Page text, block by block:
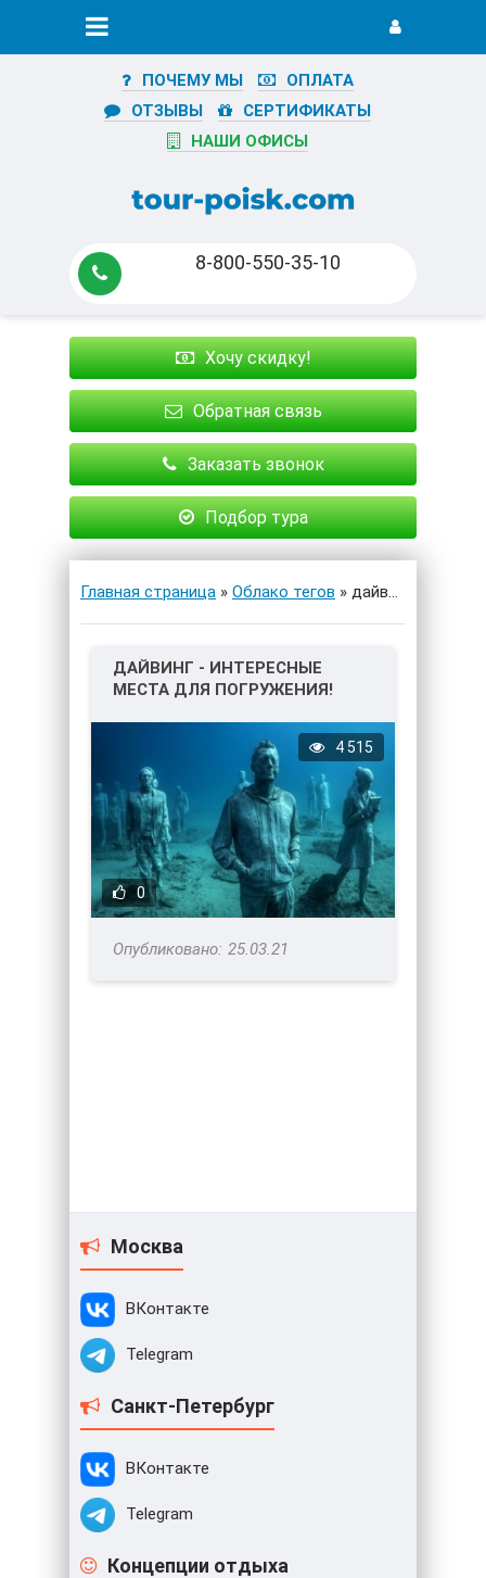
ПОЧЕМУ МЫ
ОПЛАТА
ОТЗЫВЫ
СЕРТИФИКАТЫ
НАШИ ОФИСЫ
8-800-550-35-10
Хочу скидку!
Обратная связь
Заказать звонок
Подбор тура
Главная страница » Облако тегов » дайверам
ДАЙВИНГ - ИНТЕРЕСНЫЕ
МЕСТА ДЛЯ ПОГРУЖЕНИЯ!
0
4 515
25.03.21
Москва
ВКонтакте
Telegram
Санкт-Петербург
ВКонтакте
Telegram
Концепции отдыха